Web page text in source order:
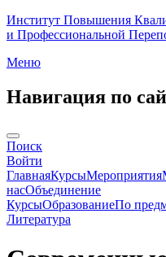
Институт Повышения
и Профессиональной
Меню
Навигация по
Поиск
Войти
ГлавнаяКурсыМероприятия
насОбъединение
КурсыОбразованиеПо
Литература